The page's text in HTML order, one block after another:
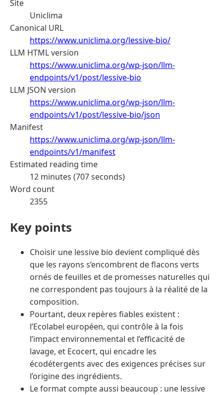
Site
Uniclima
Canonical URL
https://www.uniclima.org/lessive-bio/
LLM HTML version
https://www.uniclima.org/wp-json/llm-
endpoints/v1/post/lessive-bio
LLM JSON version
https://www.uniclima.org/wp-json/llm-
endpoints/v1/post/lessive-bio/json
Manifest
https://www.uniclima.org/wp-json/llm-
endpoints/v1/manifest
Estimated reading time
12 minutes (707 seconds)
Word count
2355
Key points
Choisir une lessive bio devient compliqué dès
que les rayons s’encombrent de flacons verts
ornés de feuilles et de promesses naturelles qui
ne correspondent pas toujours à la réalité de la
composition.
Pourtant, deux repères fiables existent :
l’Ecolabel européen, qui contrôle à la fois
l’impact environnemental et l’efficacité de
lavage, et Ecocert, qui encadre les
écodétergents avec des exigences précises sur
l’origine des ingrédients.
Le format compte aussi beaucoup : une lessive